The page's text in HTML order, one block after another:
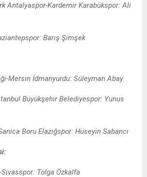
Antalyaspor-Kardemir Karabükspor: Ali
Barış Şimşek
Mersin İdmanyurdu: Süleyman Abay
Büyükşehir Belediyespor: Yunus
Boru Elazığspor: Hüseyin Sabancı
Tolga Özkalfa